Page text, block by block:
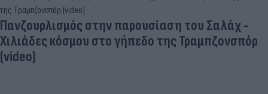
Πανζουρλισμός στην παρουσίαση του Σαλάχ -
Χιλιάδες κόσμου στο γήπεδο της Τραμπζονσπόρ
(video)